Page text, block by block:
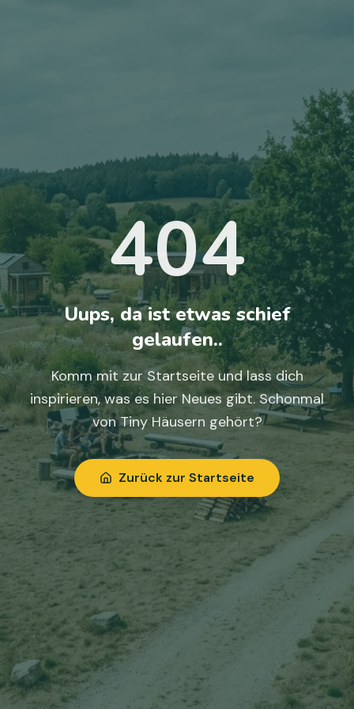
404
Uups, da ist etwas schief
gelaufen..
Komm mit zur Startseite und lass dich
inspirieren, was es hier Neues gibt. Schonmal
von Tiny Häusern gehört?
Zurück zur Startseite